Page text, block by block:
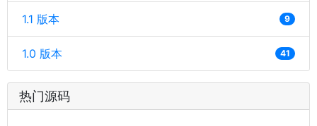
1.1 版本 9
1.0 版本 41
热门源码